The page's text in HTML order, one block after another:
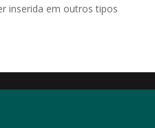
inserida em outros tipos